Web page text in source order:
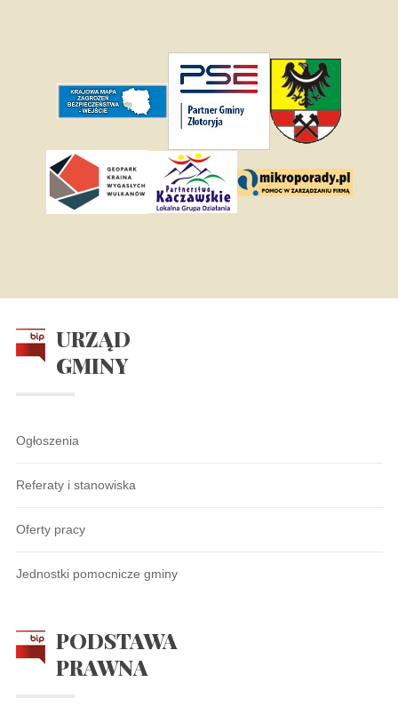
URZĄD
GMINY
Ogłoszenia
Referaty i stanowiska
Oferty pracy
Jednostki pomocnicze gminy
PODSTAWA
PRAWNA